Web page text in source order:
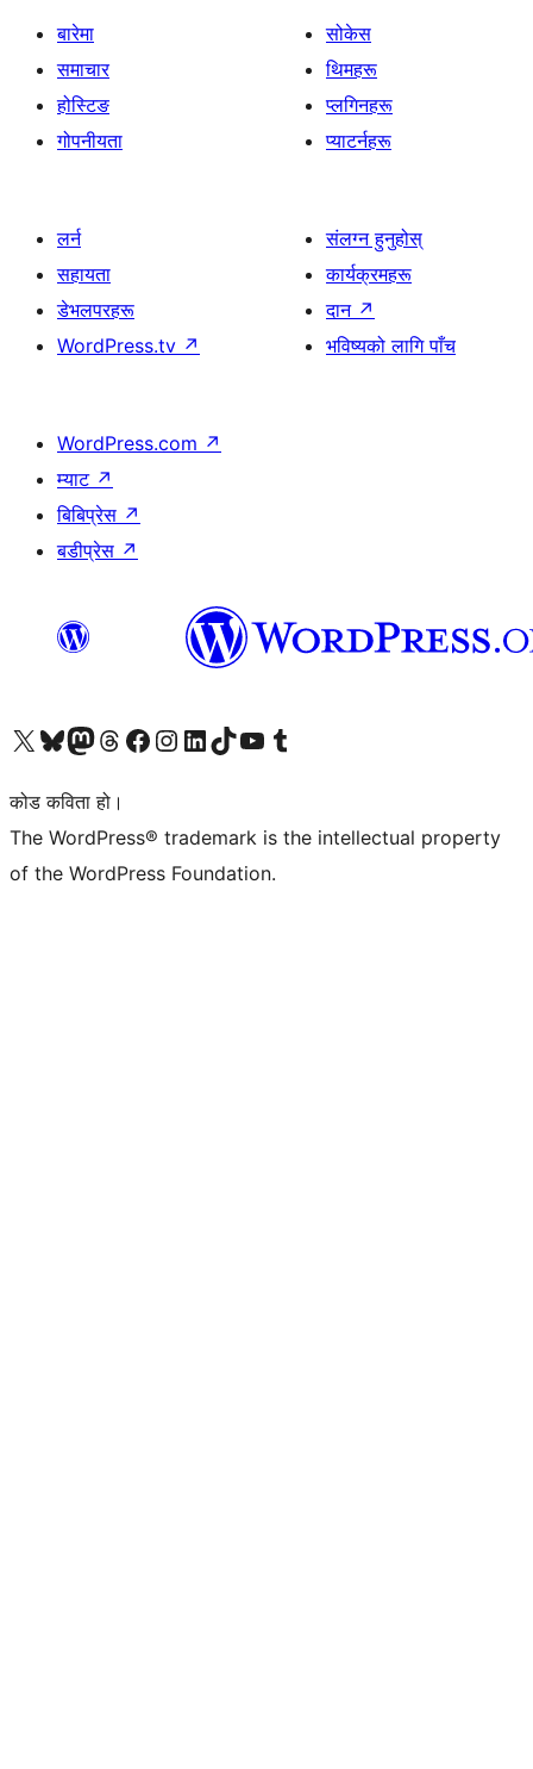
बारेमा
समाचार
होस्टिङ
गोपनीयता
सोकेस
थिमहरू
प्लगिनहरू
प्याटर्नहरू
लर्न
सहायता
डेभलपरहरू
WordPress.tv ↗
संलग्न हुनुहोस्
कार्यक्रमहरू
दान ↗
भविष्यको लागि पाँच
WordPress.com ↗
म्याट ↗
बिबिप्रेस ↗
बडीप्रेस ↗
हाम्रो X (पहिले ट्विटर) खातामा जानुहोस्
हाम्रो Bluesky खाता भ्रमण गर्नुहोस्
हाम्रो म्यास्टोडन खाता भ्रमण गर्नुहोस्
हाम्रो थ्रेड्स खातामा जानुहोस्
हाम्रो फेसबुक पेजमा जानुहोस्
हाम्रो इन्स्टाग्राम खातामा जानुहोस्
हाम्रो लिङ्क्डइन खातामा जानुहोस्
हाम्रो TikTok खाता भ्रमण गर्नुहोस्
हाम्रो युट्युब च्यानलमा जानुहोस्
हाम्रो टम्बलर खाता भ्रमण गर्नुहोस्
कोड कविता हो।
The WordPress® trademark is the intellectual property
of the WordPress Foundation.